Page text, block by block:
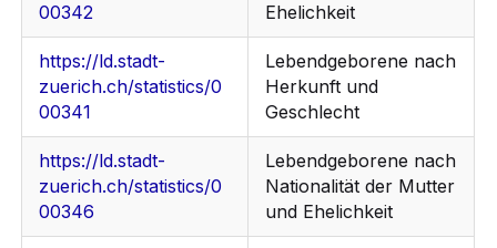
00342
Ehelichkeit
https://ld.stadt-
zuerich.ch/statistics/0
00341
Lebendgeborene nach
Herkunft und
Geschlecht
https://ld.stadt-
zuerich.ch/statistics/0
00346
Lebendgeborene nach
Nationalität der Mutter
und Ehelichkeit